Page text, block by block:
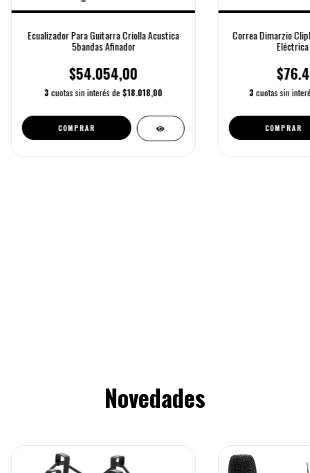
Ecualizador Para Guitarra Criolla Acustica
5bandas Afinador
$54.054,00
3 cuotas sin interés de $18.018,00
COMPRAR
Correa Dimarzio
3 cuotas sin
Novedades